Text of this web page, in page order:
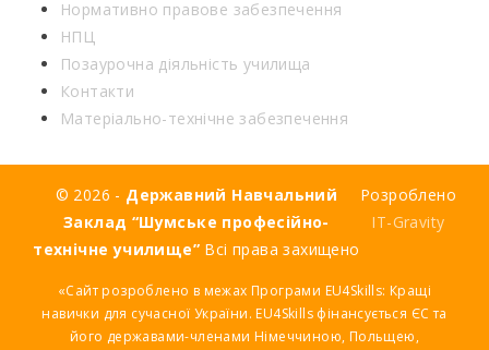
Нормативно правове забезпечення
НПЦ
Позаурочна діяльність училища
Контакти
Матеріально-технічне забезпечення
© 2026 - Державний Навчальний
Заклад “Шумське професійно-
технічне училище” Всі права захищено
Розроблено
IT-Gravity
«Сайт розроблено в межах Програми EU4Skills: Кращі
навички для сучасної України. EU4Skills фінансується ЄС та
його державами-членами Німеччиною, Польщею,